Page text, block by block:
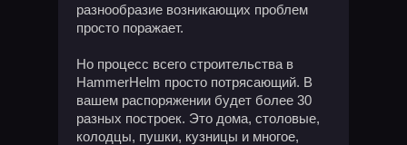
разнообразие возникающих проблем
просто поражает.
Но процесс всего строительства в
HammerHelm просто потрясающий. В
вашем распоряжении будет более 30
разных построек. Это дома, столовые,
колодцы, пушки, кузницы и многое,